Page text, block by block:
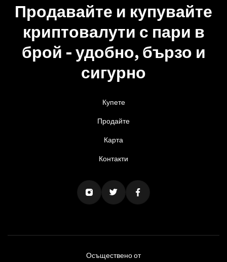
Продавайте и купувайте
криптовалути с пари в
брой - удобно, бързо и
сигурно
Купете
Продайте
Карта
Контакти
Осъществено от